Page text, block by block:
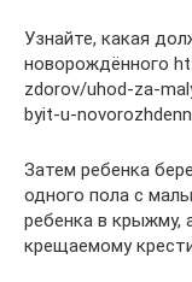
Узнайте, какая
новорождённого
zdorov/uhod-za-
byit-u-
Затем ребенка
одного пола с
ребенка в крыжму,
крещаемому